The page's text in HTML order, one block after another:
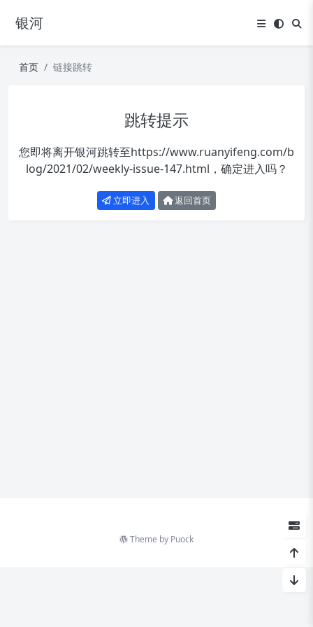
银河
首页 链接跳转
跳转提示
您即将离开银河跳转至https://www.ruanyifeng.com/b
log/2021/02/weekly-issue-147.html ，确定进入吗？
立即进入 返回首页
Theme by Puock